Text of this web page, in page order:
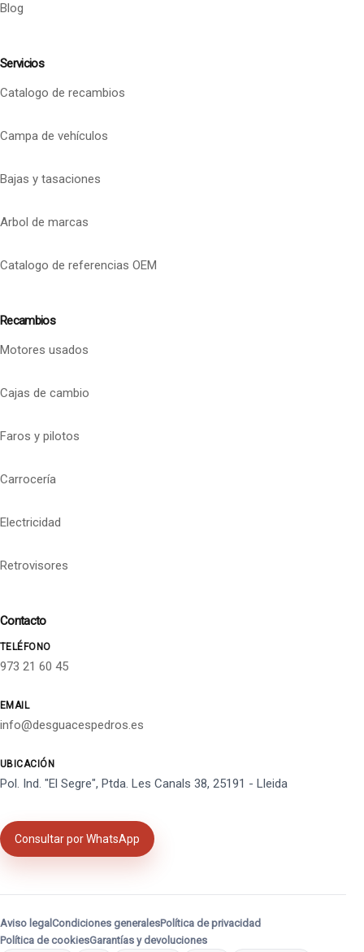
Blog
Servicios
Catalogo de recambios
Campa de vehículos
Bajas y tasaciones
Arbol de marcas
Catalogo de referencias OEM
Recambios
Motores usados
Cajas de cambio
Faros y pilotos
Carrocería
Electricidad
Retrovisores
Contacto
TELÉFONO
973 21 60 45
EMAIL
info@desguacespedros.es
UBICACIÓN
Pol. Ind. "El Segre", Ptda. Les Canals 38, 25191 - Lleida
Consultar por WhatsApp
Aviso legal Condiciones generalesPolítica de privacidad
Política de cookiesGarantías y devoluciones